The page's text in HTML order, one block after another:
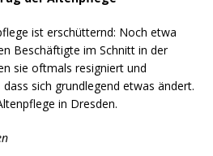
ist erschütternd: Noch etwa
Beschäftigte im Schnitt in der
sie oftmals resigniert und
sich grundlegend etwas ändert.
in Dresden.